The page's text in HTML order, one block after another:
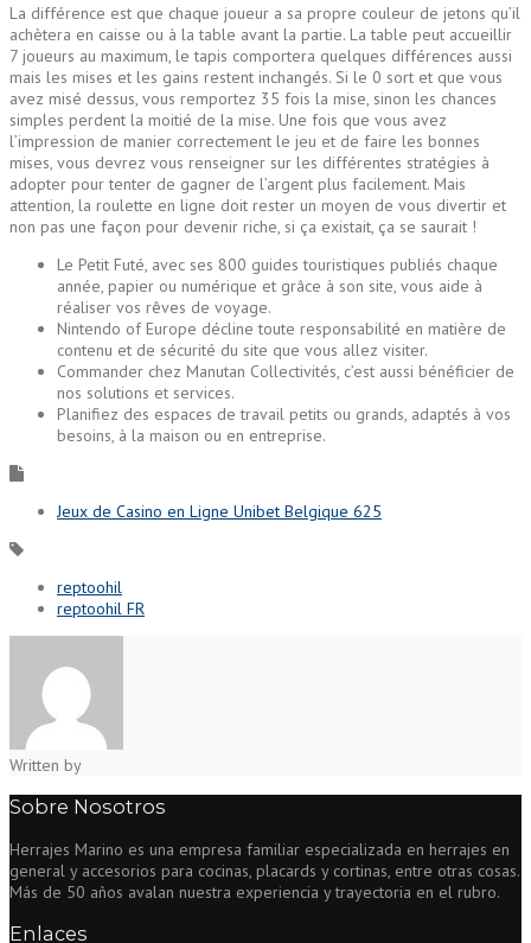
La différence est que chaque joueur a sa propre couleur de jetons qu’il
achètera en caisse ou à la table avant la partie. La table peut accueillir
7 joueurs au maximum, le tapis comportera quelques différences aussi
mais les mises et les gains restent inchangés. Si le 0 sort et que vous
avez misé dessus, vous remportez 35 fois la mise, sinon les chances
simples perdent la moitié de la mise. Une fois que vous avez
l’impression de manier correctement le jeu et de faire les bonnes
mises, vous devrez vous renseigner sur les différentes stratégies à
adopter pour tenter de gagner de l’argent plus facilement. Mais
attention, la roulette en ligne doit rester un moyen de vous divertir et
non pas une façon pour devenir riche, si ça existait, ça se saurait !
Le Petit Futé, avec ses 800 guides touristiques publiés chaque
année, papier ou numérique et grâce à son site, vous aide à
réaliser vos rêves de voyage.
Nintendo of Europe décline toute responsabilité en matière de
contenu et de sécurité du site que vous allez visiter.
Commander chez Manutan Collectivités, c’est aussi bénéficier de
nos solutions et services.
Planifiez des espaces de travail petits ou grands, adaptés à vos
besoins, à la maison ou en entreprise.
Jeux de Casino en Ligne Unibet Belgique 625
reptoohil
reptoohil FR
Written by
Sobre Nosotros
Herrajes Marino es una empresa familiar especializada en herrajes en
general y accesorios para cocinas, placards y cortinas, entre otras cosas.
Más de 50 años avalan nuestra experiencia y trayectoria en el rubro.
Enlaces